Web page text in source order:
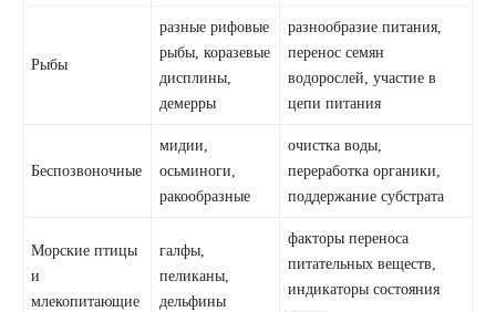
Рыбы
разные рифовые
рыбы, коразевые
дисплины,
демерры
разнообразие питания,
перенос семян
водорослей, участие в
цепи питания
Беспозвоночные
мидии,
осьминоги,
ракообразные
очистка воды,
переработка органики,
поддержание субстрата
Морские птицы
и
млекопитающие
галфы,
пеликаны,
дельфины
факторы переноса
питательных веществ,
индикаторы состояния